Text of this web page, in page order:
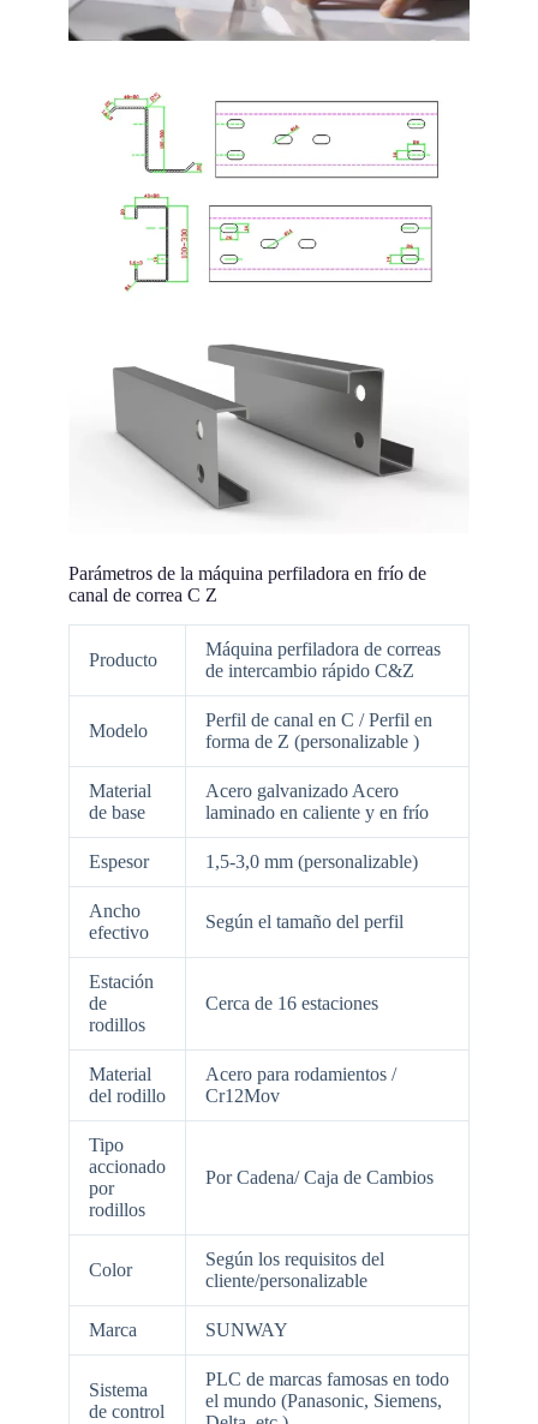
Parámetros de la máquina perfiladora en frío de
canal de correa C Z
Producto
Máquina perfiladora de correas
de intercambio rápido C&Z
Modelo
Perfil de canal en C / Perfil en
forma de Z (personalizable )
Material
de base
Acero galvanizado Acero
laminado en caliente y en frío
Espesor 1,5-3,0 mm (personalizable)
Ancho
efectivo
Según el tamaño del perfil
Estación
de
rodillos
Cerca de 16 estaciones
Material
del rodillo
Acero para rodamientos /
Cr12Mov
Tipo
accionado
por
rodillos
Por Cadena/ Caja de Cambios
Color
Según los requisitos del
cliente/personalizable
Marca SUNWAY
Sistema
de control
PLC de marcas famosas en todo
el mundo (Panasonic, Siemens,